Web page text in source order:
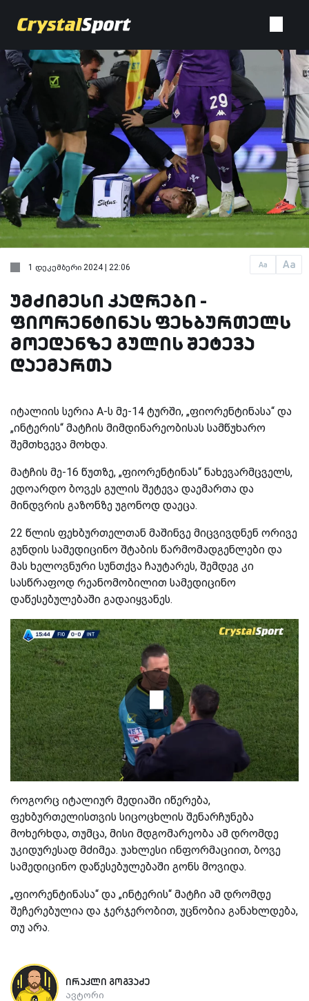
Aa Aa
1 დეკემბერი 2024 | 22:06
უმძიმესი კადრები -
ფიორენტინას ფეხბურთელს
მოედანზე გულის შეტევა
დაემართა
იტალიის სერია A-ს მე-14 ტურში, „ფიორენტინასა“ და
„ინტერის“ მატჩის მიმდინარეობისას სამწუხარო
შემთხვევა მოხდა.
მატჩის მე-16 წუთზე, „ფიორენტინას“ ნახევარმცველს,
ედოარდო ბოვეს გულის შეტევა დაემართა და
მინდვრის გაზონზე უგონოდ დაეცა.
22 წლის ფეხბურთელთან მაშინვე მიცვივდნენ ორივე
გუნდის სამედიცინო შტაბის წარმომადგენლები და
მას ხელოვნური სუნთქვა ჩაუტარეს, შემდეგ კი
სასწრაფოდ რეანომობილით სამედიცინო
დაწესებულებაში გადაიყვანეს.
როგორც იტალიურ მედიაში იწერება,
ფეხბურთელისთვის სიცოცხლის შენარჩუნება
მოხერხდა, თუმცა, მისი მდგომარეობა ამ დრომდე
უკიდურესად მძიმეა. უახლესი ინფორმაციით, ბოვე
სამედიცინო დაწესებულებაში გონს მოვიდა.
„ფიორენტინასა“ და „ინტერის“ მატჩი ამ დრომდე
შეჩერებულია და ჯერჯერობით, უცნობია განახლდება,
თუ არა.
ირაკლი გოგვაძე
ავტორი